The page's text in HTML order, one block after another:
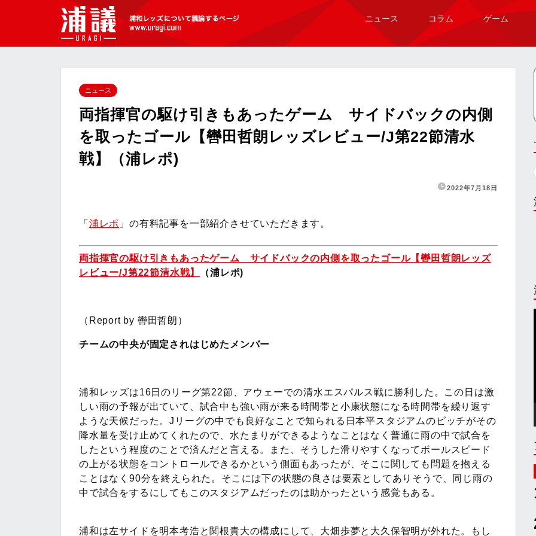
[浦議]浦和レッズについて議論するペ
ニュース コラム ゲーム
ニュース
両指揮官の駆け引きもあったゲーム サイドバックの内側
を取ったゴール【轡田哲朗レッズレビュー/J第22節清水
戦】（浦レポ)
2022年7月18日
「 浦レポ 」の有料記事を一部紹介させていただきます。
両指揮官の駆け引きもあったゲーム サイドバックの内側を取ったゴール【轡田哲朗レッズ
レビュー/J第22節清水戦】
（浦レポ)
（Report by 轡田哲朗）
チームの中央が固定されはじめたメンバー
浦和レッズは16日のリーグ第22節、アウェーでの清水エスパルス戦に勝利した。この日は激
しい雨の予報が出ていて、試合中も強い雨が来る時間帯と小康状態になる時間帯を繰り返す
ような天候だった。Jリーグの中でも良好なことで知られる日本平スタジアムのピッチがその
降水量を受け止めてくれたので、水たまりができるようなことはなく普通に雨の中で試合を
したという程度のことで済んだと言える。また、そうした滑りやすくなってボールスピード
の上がる状態をコントロールできるかという側面もあったが、そこに関しても問題を抱える
ことはなく90分を終えられた。そこには下の状態の良さは要素としてありそうで、同じ雨の
中で試合をするにしてもこのスタジアムだったのは助かったという感覚もある。
浦和は左サイドを明本考浩と関根貴大の構成にして、大畑歩夢と大久保智明が外れた。もし